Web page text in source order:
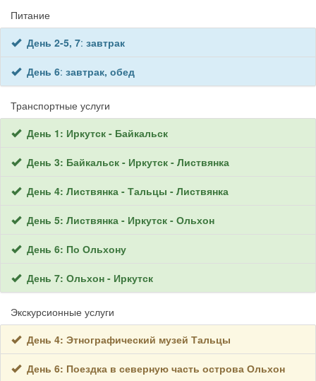
Питание
День 2-5, 7: завтрак
День 6: завтрак, обед
Транспортные услуги
День 1: Иркутск - Байкальск
День 3: Байкальск - Иркутск - Листвянка
День 4: Листвянка - Тальцы - Листвянка
День 5: Листвянка - Иркутск - Ольхон
День 6: По Ольхону
День 7: Ольхон - Иркутск
Экскурсионные услуги
День 4: Этнографический музей Тальцы
День 6: Поездка в северную часть острова Ольхон